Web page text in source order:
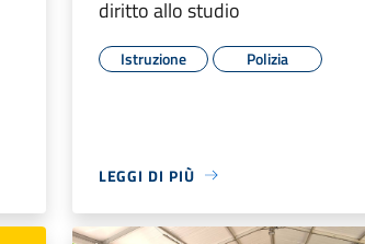
diritto allo studio
Istruzione Polizia
LEGGI DI PIÙ